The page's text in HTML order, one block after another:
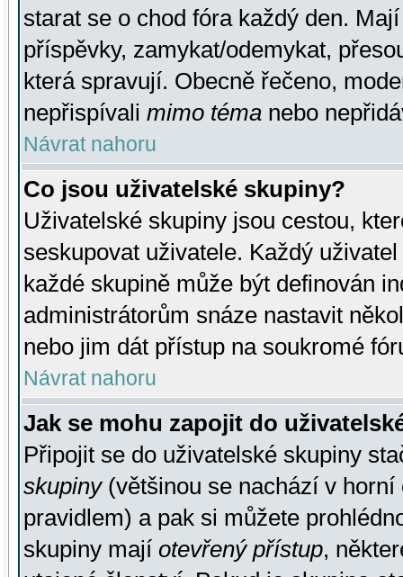
starat se o chod fóra každý den.
příspěvky, zamykat/odemykat,
která spravují. Obecně řečeno,
nepřispívali mimo téma nebo
Návrat nahoru
Co jsou uživatelské skupiny?
Uživatelské skupiny jsou cestou,
seskupovat uživatele. Každý
každé skupině může být definován
administrátorům snáze nastavit
nebo jim dát přístup na soukromé
Návrat nahoru
Jak se mohu zapojit do
Připojit se do uživatelské skupiny
skupiny(většinou se nachází v horní
pravidlem) a pak si můžete
skupiny mají otevřený přístup,